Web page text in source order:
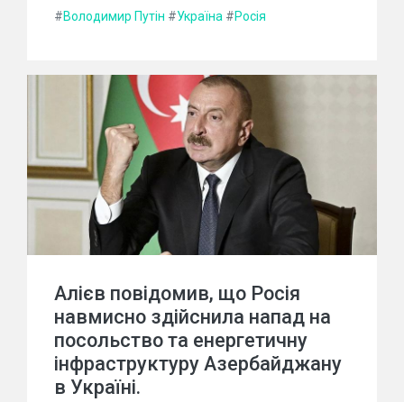
#Володимир Путін #Україна #Росія
Алієв повідомив, що Росія
навмисно здійснила напад на
посольство та енергетичну
інфраструктуру Азербайджану
в Україні.